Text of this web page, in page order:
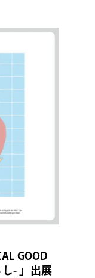
GOOD
し- 」出展